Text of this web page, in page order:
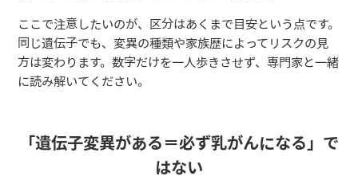
ここで注意したいのが、区分はあくまで目安という点です。
同じ遺伝子でも、変異の種類や家族歴によってリスクの見
方は変わります。数字だけを一人歩きさせず、専門家と一緒
に読み解いてください。
「遺伝子変異がある＝必ず乳がんになる」で
はない